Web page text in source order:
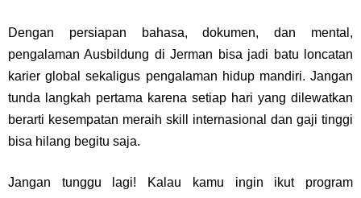
Dengan persiapan bahasa, dokumen, dan mental,
pengalaman Ausbildung di Jerman bisa jadi batu loncatan
karier global sekaligus pengalaman hidup mandiri. Jangan
tunda langkah pertama karena setiap hari yang dilewatkan
berarti kesempatan meraih skill internasional dan gaji tinggi
bisa hilang begitu saja.
Jangan tunggu lagi! Kalau kamu ingin ikut program